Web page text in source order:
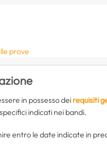
prove
in possesso dei requisiti
indicati nei bandi.
entro le date indicate in